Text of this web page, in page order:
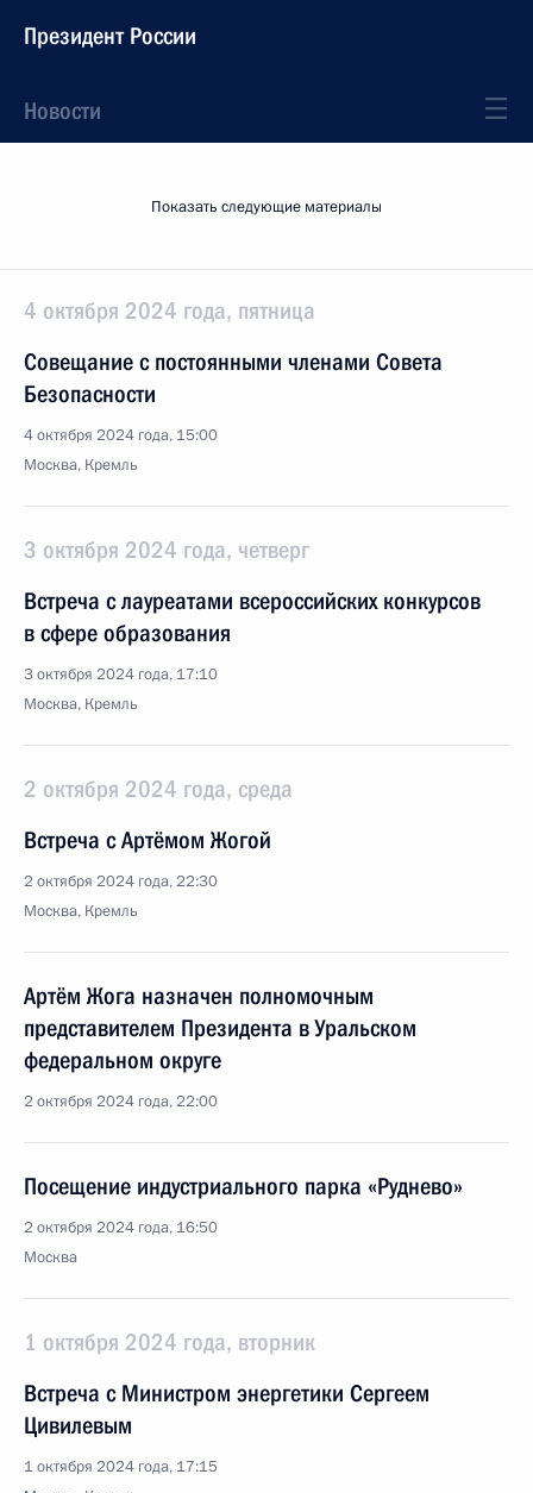
Президент России
Новости
Показать следующие материалы
4 октября 2024 года, пятница
Совещание с постоянными членами Совета
Безопасности
4 октября 2024 года, 15:00
Москва, Кремль
3 октября 2024 года, четверг
Встреча с лауреатами всероссийских конкурсов
в сфере образования
3 октября 2024 года, 17:10
Москва, Кремль
2 октября 2024 года, среда
Встреча с Артёмом Жогой
2 октября 2024 года, 22:30
Москва, Кремль
Артём Жога назначен полномочным
представителем Президента в Уральском
федеральном округе
2 октября 2024 года, 22:00
Посещение индустриального парка «Руднево»
2 октября 2024 года, 16:50
Москва
1 октября 2024 года, вторник
Встреча с Министром энергетики Сергеем
Цивилевым
1 октября 2024 года, 17:15